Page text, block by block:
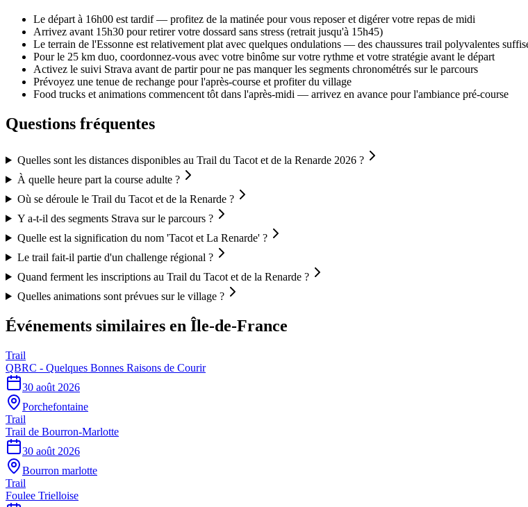
Le départ à 16h00 est tardif — profitez de la matinée pour vous reposer et digérer votre repas de midi
Arrivez avant 15h30 pour retirer votre dossard sans stress (retrait jusqu'à 15h45)
Le terrain de l'Essonne est relativement plat avec quelques ondulations — des chaussures trail polyvalentes
Pour le 25 km duo, coordonnez-vous avec votre binôme sur votre rythme et votre stratégie avant le départ
Activez le suivi Strava avant de partir pour ne pas manquer les segments chronométrés sur le parcours
Prévoyez une tenue de rechange pour l'après-course et profiter du village
Food trucks et animations commencent tôt dans l'après-midi — arrivez en avance pour l'ambiance pré-course
Questions fréquentes
Quelles sont les distances disponibles au Trail du Tacot et de la Renarde 2026 ?
À quelle heure part la course adulte ?
Où se déroule le Trail du Tacot et de la Renarde ?
Y a-t-il des segments Strava sur le parcours ?
Quelle est la signification du nom 'Tacot et La Renarde' ?
Le trail fait-il partie d'un challenge régional ?
Quand ferment les inscriptions au Trail du Tacot et de la Renarde ?
Quelles animations sont prévues sur le village ?
Événements similaires en Île-de-France
Trail
QBRC - Quelques Bonnes Raisons de Courir
30 août 2026
Porchefontaine
Trail
Trail de Bourron-Marlotte
30 août 2026
Bourron marlotte
Trail
Foulee Trielloise